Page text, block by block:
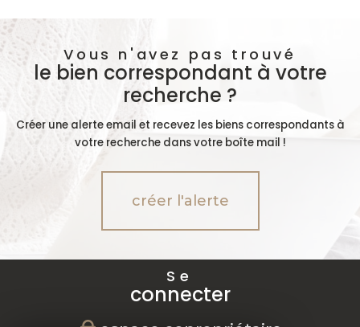
Vous n'avez pas trouvé
le bien correspondant à votre
recherche ?
Créer une alerte email et recevez les biens correspondants à
votre recherche dans votre boîte mail !
créer l'alerte
Se
connecter